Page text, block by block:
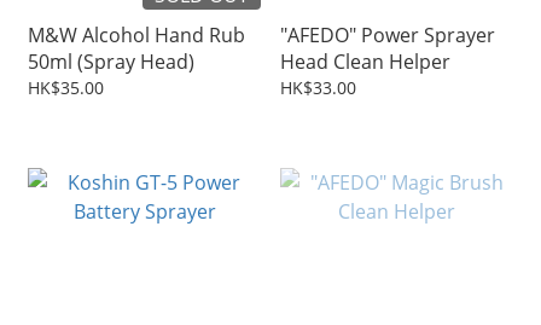
M&W Alcohol Hand Rub
50ml (Spray Head)
HK$35.00
"AFEDO" Power Sprayer
Head Clean Helper
HK$33.00